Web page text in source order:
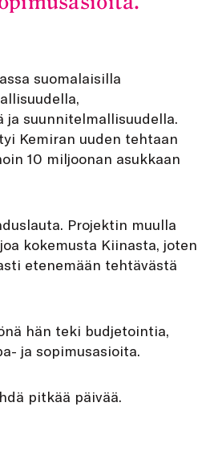
suomalaisilla
ja suunnitelmallisuudella.
Kemiran uuden tehtaan
10 miljoonan asukkaan
Projektin muulla
kokemusta Kiinasta, joten
etenemään tehtävästä
hän teki budjetointia,
ja sopimusasioita.
pitkää päivää.